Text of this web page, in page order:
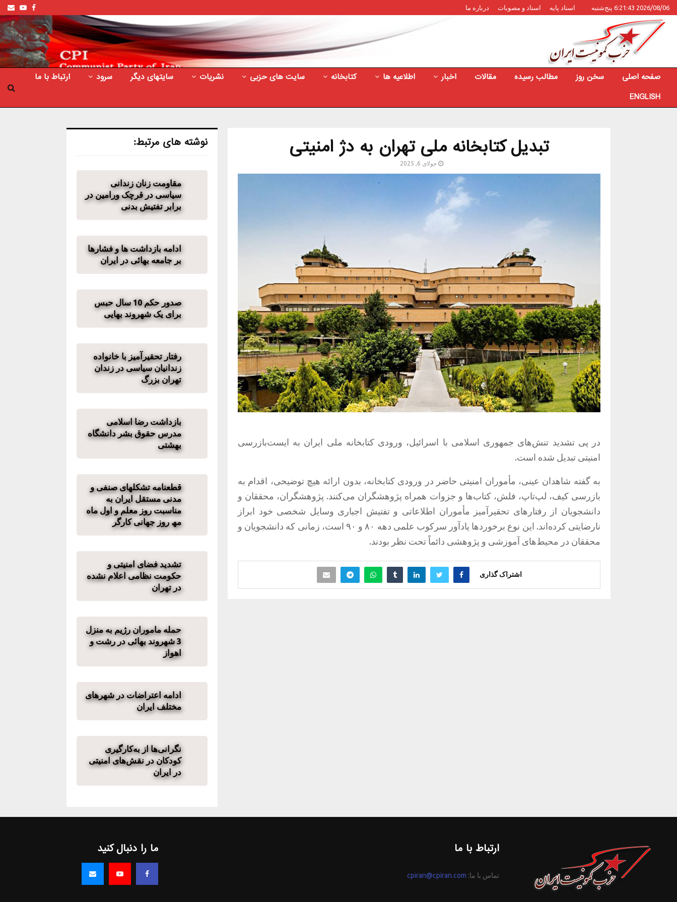
2026/08/06 6:21:43 پنج‌شنبه اسناد پایه اسناد و مصوبات درباره ما Facebook
صفحه اصلی سخن روز مطالب رسیده مقالات اخبار اطلاعیه ها کتابخانه سایت های حزبی نشریات سایتهای دیگر سرود
ارتباط با ما
ENGLISH
تبدیل کتابخانه ملی تهران به دژ امنیتی
جولای 6, 2025
در پی تشدید تنش‌های جمهوری اسلامی با اسرائیل، ورودی کتابخانه ملی ایران به ایست‌بازرسی
امنیتی تبدیل شده است.
به گفته شاهدان عینی، مأموران امنیتی حاضر در ورودی کتابخانه، بدون ارائه هیچ توضیحی، اقدام به
بازرسی کیف، لپ‌تاپ، فلش، کتاب‌ها و جزوات همراه پژوهشگران می‌کنند. پژوهشگران، محققان و
دانشجویان از رفتارهای تحقیرآمیز مأموران اطلاعاتی و تفتیش اجباری وسایل شخصی خود ابراز
نارضایتی کرده‌اند. این نوع برخوردها یادآور سرکوب علمی دهه ۸۰ و ۹۰ است، زمانی که دانشجویان و
محققان در محیط‌های آموزشی و پژوهشی دائماً تحت نظر بودند.
اشتراک گذاری
نوشته های مرتبط:
مقاومت زنان زندانی
سیاسی در قرچک ورامین در
برابر تفتیش بدنی
ادامه بازداشت ها و فشارها
بر جامعه بهائی در ایران
صدور حکم 10 سال حبس
برای یک شهروند بهایی
رفتار تحقیرآمیز با خانواده
زندانیان سیاسی در زندان
تهران بزرگ
بازداشت رضا اسلامی
مدرس حقوق بشر دانشگاه
بهشتی
قطعنامه تشکلھای صنفی و
مدنی مستقل ایران به
مناسبت روز معلم و اول ماه
مھ روز جھانی کارگر
تشدید فضای امنیتی و
حکومت‌ نظامی اعلام نشده
در تهران
حمله ماموران رژیم به منزل
3 شهروند بهائی در رشت و
اهواز
ادامه اعتراضات در شهرهای
مختلف ایران
نگرانی‌ها از به‌کارگیری
کودکان در نقش‌های امنیتی
در ایران
ارتباط با ما
تماس با ما: cpiran@cpiran.com
ما را دنبال کنید